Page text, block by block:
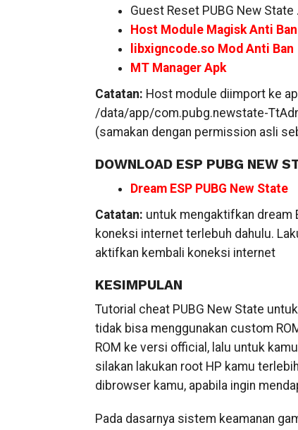
Guest Reset PUBG New
Host Module Magisk Anti Ban
libxigncode.so Mod Anti Ban
MT Manager Apk
Catatan: Host module diimport ke
/data/app/com.pubg.newstate-
(samakan dengan permission asli
DOWNLOAD ESP PUBG NEW
Dream ESP PUBG New State
Catatan: untuk mengaktifkan dream
koneksi internet terlebuh dahulu.
aktifkan kembali koneksi internet
KESIMPULAN
Tutorial cheat PUBG New State
tidak bisa menggunakan custom
ROM ke versi official, lalu untuk
silakan lakukan root HP kamu
dibrowser kamu, apabila ingin
Pada dasarnya sistem keamanan